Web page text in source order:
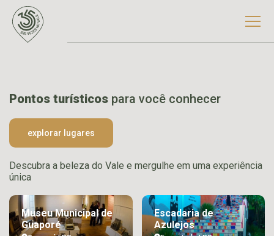
Pontos turísticos para você conhecer
explorar lugares
Descubra a beleza do Vale e mergulhe em uma experiência
única
Museu Municipal de
Guaporé
Escadaria de
Azulejos